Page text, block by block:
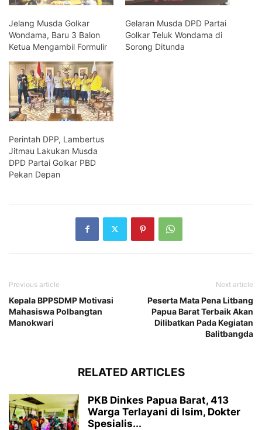
Jelang Musda Golkar
Wondama, Baru 3 Balon
Ketua Mengambil Formulir
Gelaran Musda DPD Partai
Golkar Teluk Wondama di
Sorong Ditunda
Perintah DPP, Lambertus
Jitmau Lakukan Musda
DPD Partai Golkar PBD
Pekan Depan
Previous article
Kepala BPPSDMP Motivasi
Mahasiswa Polbangtan
Manokwari
Next article
Peserta Mata Pena Litbang
Papua Barat Terbaik Akan
Dilibatkan Pada Kegiatan
Balitbangda
RELATED ARTICLES
PKB Dinkes Papua Barat, 413
Warga Terlayani di Isim, Dokter
Spesialis...